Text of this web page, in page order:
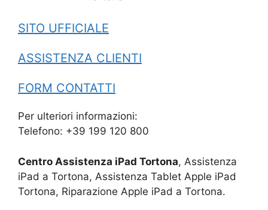
SITO UFFICIALE
ASSISTENZA CLIENTI
FORM CONTATTI
Per ulteriori informazioni:
Telefono: +39 199 120 800
Centro Assistenza iPad Tortona, Assistenza
iPad a Tortona, Assistenza Tablet Apple iPad
Tortona, Riparazione Apple iPad a Tortona.